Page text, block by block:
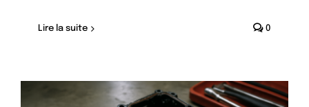
Lire la suite 0